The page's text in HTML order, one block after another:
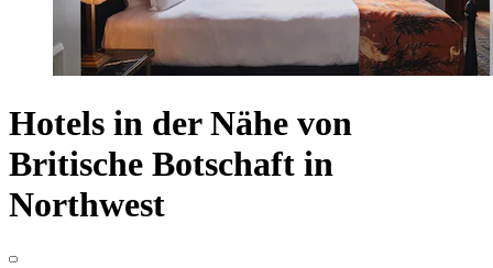
Hotels in der Nähe von
Britische Botschaft in
Northwest